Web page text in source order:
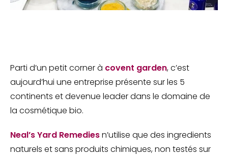
Parti d’un petit corner à covent garden, c’est
aujourd’hui une entreprise présente sur les 5
continents et devenue leader dans le domaine de
la cosmétique bio.
Neal’s Yard Remediesn’utilise que des ingredients
naturels et sans produits chimiques, non testés sur